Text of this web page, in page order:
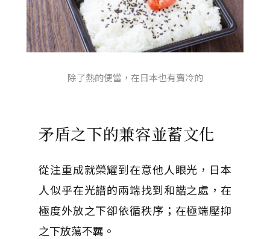
除了熱的便當，在日本也有賣冷的
矛盾之下的兼容並蓄文化
從注重成就榮耀到在意他人眼光，日本
人似乎在光譜的兩端找到和諧之處，在
極度外放之下卻依循秩序；在極端壓抑
之下放蕩不羈。